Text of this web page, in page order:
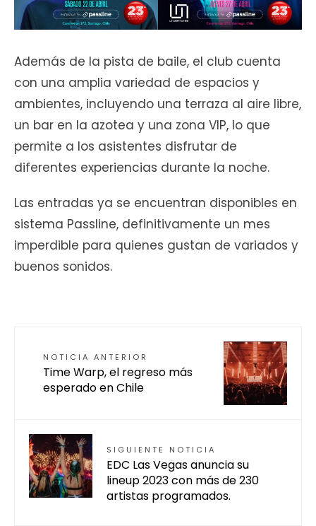
Además de la pista de baile, el club cuenta
con una amplia variedad de espacios y
ambientes, incluyendo una terraza al aire libre,
un bar en la azotea y una zona VIP, lo que
permite a los asistentes disfrutar de
diferentes experiencias durante la noche.
Las entradas ya se encuentran disponibles en
sistema Passline, definitivamente un mes
imperdible para quienes gustan de variados y
buenos sonidos.
NOTICIA ANTERIOR
Time Warp, el regreso más
esperado en Chile
SIGUIENTE NOTICIA
EDC Las Vegas anuncia su
lineup 2023 con más de 230
artistas programados.